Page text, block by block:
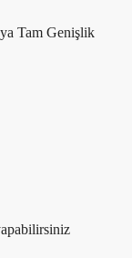
Tam Genişlik